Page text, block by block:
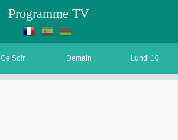
Programme TV
Ce Soir Demain Lundi 10